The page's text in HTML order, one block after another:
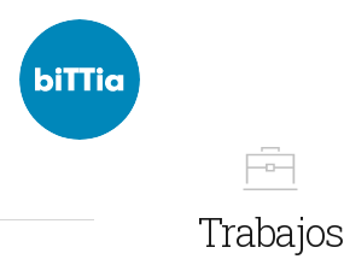
Trabajos